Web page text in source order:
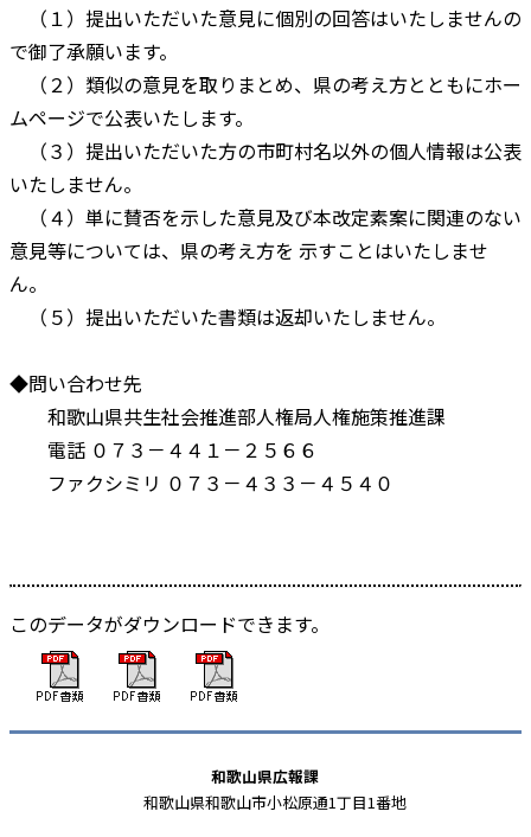
（１）提出いただいた意見に個別の回答はいたしませんの
で御了承願います。
（２）類似の意見を取りまとめ、県の考え方とともにホー
ムページで公表いたします。
（３）提出いただいた方の市町村名以外の個人情報は公表
いたしません。
（４）単に賛否を示した意見及び本改定素案に関連のない
意見等については、県の考え方を 示すことはいたしませ
ん。
（５）提出いただいた書類は返却いたしません。
◆問い合わせ先
和歌山県共生社会推進部人権局人権施策推進課
電話 ０７３－４４１－２５６６
ファクシミリ ０７３－４３３－４５４０
このデータがダウンロードできます。
和歌山県広報課
和歌山県和歌山市小松原通1丁目1番地